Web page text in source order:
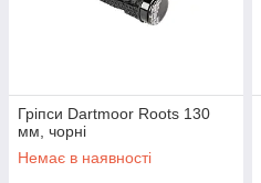
Гріпси Dartmoor Roots 130
мм, чорні
Немає в наявності